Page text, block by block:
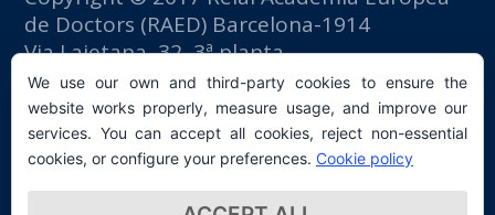
de Doctors (RAED) Barcelona-1914
Via Laietana, 32, 3ª planta
Edifici Foment del Treball
08003 Barcelona (España)
tlf: +34 93 667 40 54
secretaria@raed.academy
Contacte i subscripció a la Newsletter
We use our own and third-party cookies to ensure the
website works properly, measure usage, and improve our
services. You can accept all cookies, reject non-essential
cookies, or configure your preferences. Cookie policy